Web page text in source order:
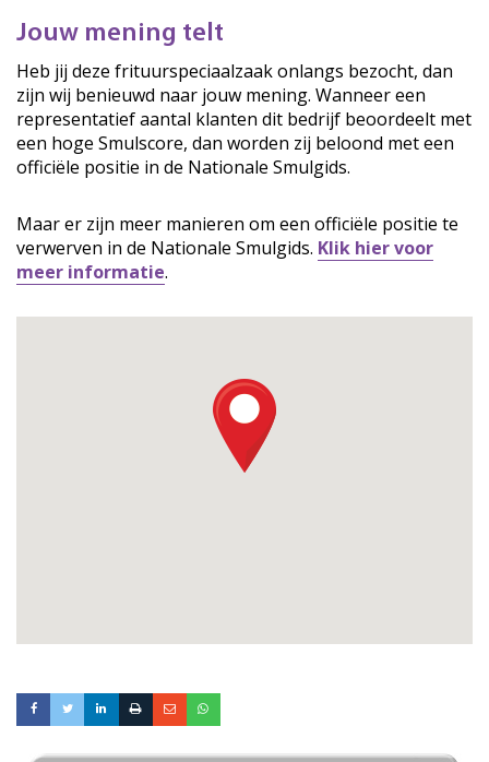
Jouw mening telt
Heb jij deze frituurspeciaalzaak onlangs bezocht, dan
zijn wij benieuwd naar jouw mening. Wanneer een
representatief aantal klanten dit bedrijf beoordeelt met
een hoge Smulscore, dan worden zij beloond met een
officiële positie in de Nationale Smulgids.
Maar er zijn meer manieren om een officiële positie te
verwerven in de Nationale Smulgids. Klik hier voor
meer informatie.